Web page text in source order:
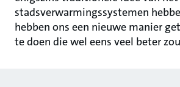
stadsverwarmingssystemen
hebben ons een nieuwe manier
te doen die wel eens veel beter